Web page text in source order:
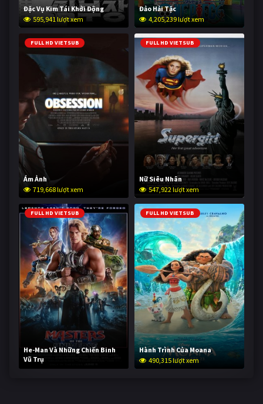
Đặc Vụ Kim Tái Khởi Động
595,941 lượt xem
Đảo Hải Tặc
4,205,239 lượt xem
FULL HD VIETSUB
Ám Ảnh
719,668 lượt xem
FULL HD VIETSUB
Nữ Siêu Nhân
547,922 lượt xem
FULL HD VIETSUB
He-Man Và Những Chiến Binh
Vũ Trụ
238,954 lượt xem
FULL HD VIETSUB
Hành Trình Của Moana
490,315 lượt xem